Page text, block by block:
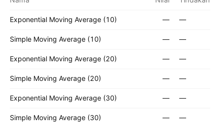
Exponential Moving Average (10) — —
Simple Moving Average (10) — —
Exponential Moving Average (20) — —
Simple Moving Average (20) — —
Exponential Moving Average (30) — —
Simple Moving Average (30) — —